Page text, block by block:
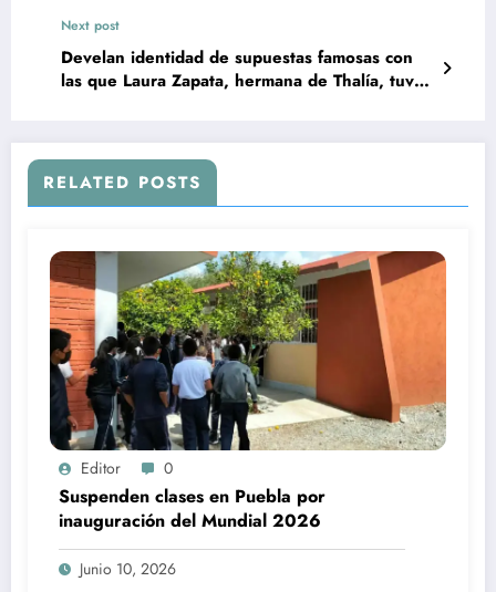
Next post
Develan identidad de supuestas famosas con
las que Laura Zapata, hermana de Thalía, tuvo
RELATED POSTS
Editor 0
Suspenden clases en Puebla por
inauguración del Mundial 2026
Junio 10, 2026